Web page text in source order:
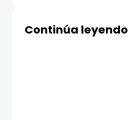
Continúa leyendo